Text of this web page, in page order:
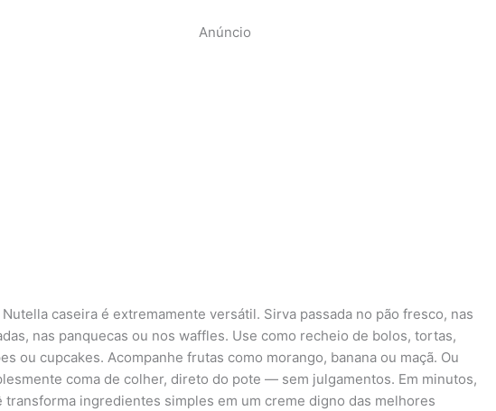
Anúncio
Nutella caseira é extremamente versátil. Sirva passada no pão fresco, nas
nas panquecas ou nos waffles. Use como recheio de bolos, tortas,
ou cupcakes. Acompanhe frutas como morango, banana ou maçã. Ou
coma de colher, direto do pote — sem julgamentos. Em minutos,
transforma ingredientes simples em um creme digno das melhores